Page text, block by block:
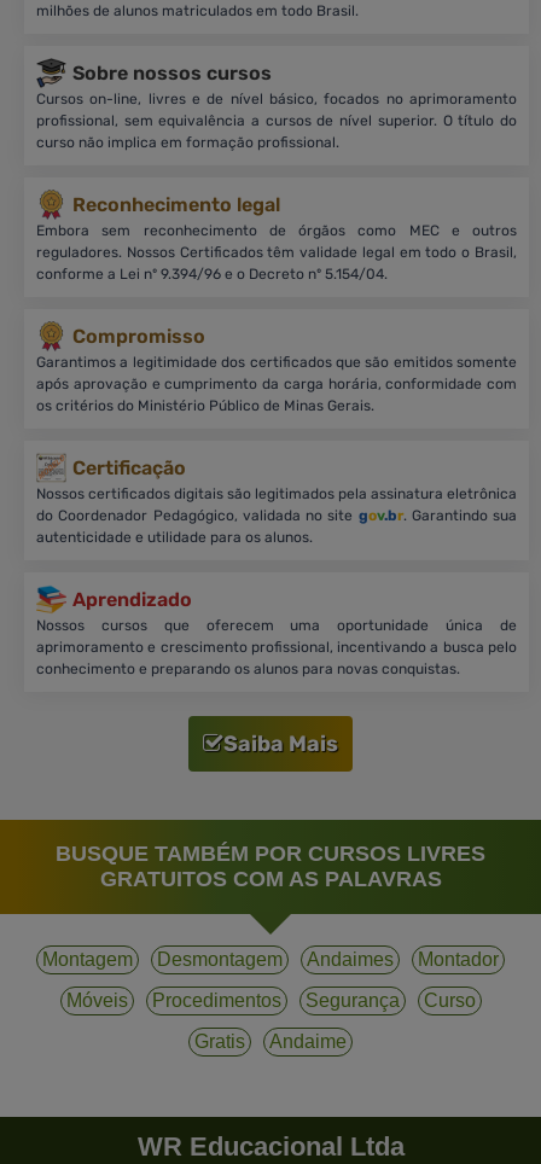
milhões de alunos matriculados em todo Brasil.
Sobre nossos cursos
Cursos on-line, livres e de nível básico, focados no aprimoramento
profissional, sem equivalência a cursos de nível superior. O título do
curso não implica em formação profissional.
Reconhecimento legal
Embora sem reconhecimento de órgãos como MEC e outros
reguladores. Nossos Certificados têm validade legal em todo o Brasil,
conforme a Lei nº 9.394/96 e o Decreto nº 5.154/04.
Compromisso
Garantimos a legitimidade dos certificados que são emitidos somente
após aprovação e cumprimento da carga horária, conformidade com
os critérios do Ministério Público de Minas Gerais.
Certificação
Nossos certificados digitais são legitimados pela assinatura eletrônica
do Coordenador Pedagógico, validada no site gov.br. Garantindo sua
autenticidade e utilidade para os alunos.
Aprendizado
Nossos cursos que oferecem uma oportunidade única de
aprimoramento e crescimento profissional, incentivando a busca pelo
conhecimento e preparando os alunos para novas conquistas.
Saiba Mais
BUSQUE TAMBÉM POR CURSOS LIVRES
GRATUITOS COM AS PALAVRAS
Montagem Desmontagem Andaimes
Montador
Móveis
Procedimentos Segurança
Curso
Gratis
Andaime
WR Educacional Ltda